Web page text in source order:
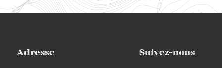
Adresse Suivez-nous